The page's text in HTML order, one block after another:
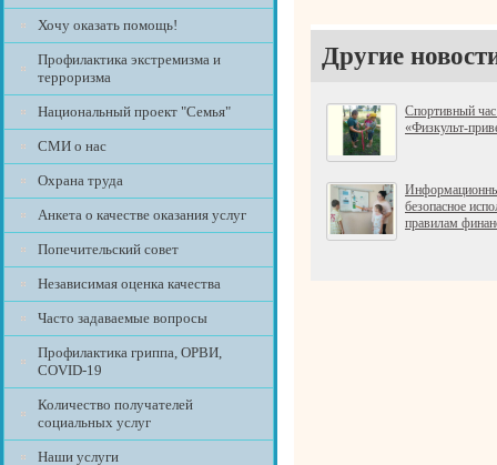
Хочу оказать помощь!
Профилактика экстремизма и
терроризма
Национальный проект "Семья"
СМИ о нас
Охрана труда
Анкета о качестве оказания услуг
Попечительский совет
Независимая оценка качества
Часто задаваемые вопросы
Профилактика гриппа, ОРВИ,
COVID-19
Количество получателей
социальных услуг
Наши услуги
Другие
Спортивный
«Физкульт-
безопасное
правилам